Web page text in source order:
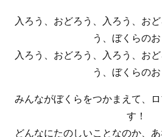
入ろう、おどろう、入ろう、お
う、ぼくらのお
入ろう、おどろう、入ろう、お
う、ぼくらのお
みんながぼくらをつかまえて、
す！
どんなにたのしいことなのか、